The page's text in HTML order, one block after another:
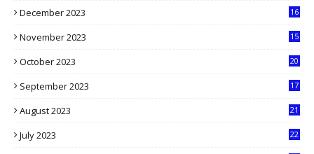
December 2023
16
November 2023
15
October 2023
20
September 2023
17
August 2023
21
July 2023
22